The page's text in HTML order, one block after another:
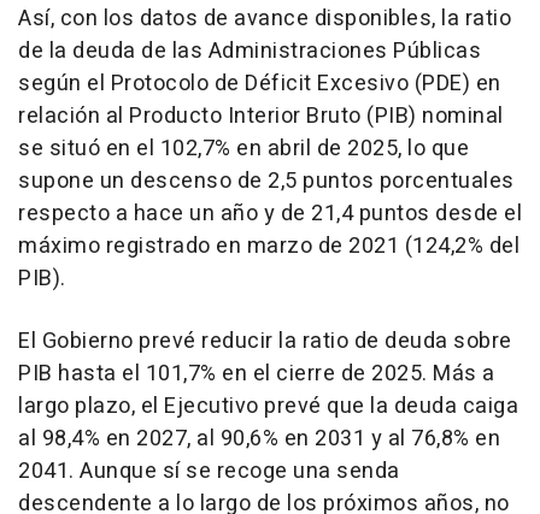
Así, con los datos de avance disponibles, la ratio
de la deuda de las Administraciones Públicas
según el Protocolo de Déficit Excesivo (PDE) en
relación al Producto Interior Bruto (PIB) nominal
se situó en el 102,7% en abril de 2025, lo que
supone un descenso de 2,5 puntos porcentuales
respecto a hace un año y de 21,4 puntos desde el
máximo registrado en marzo de 2021 (124,2% del
PIB).
El Gobierno prevé reducir la ratio de deuda sobre
PIB hasta el 101,7% en el cierre de 2025. Más a
largo plazo, el Ejecutivo prevé que la deuda caiga
al 98,4% en 2027, al 90,6% en 2031 y al 76,8% en
2041. Aunque sí se recoge una senda
descendente a lo largo de los próximos años, no